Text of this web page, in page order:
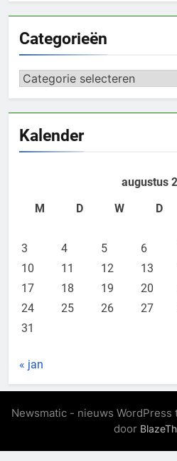
Categorieën
Categorieën
Kalender
augustus
M
D W D
3
4 5 6
10
11 12 13
17
18 19 20
24
25 26 27
31
« jan
Newsmatic - nieuws WordPress
door